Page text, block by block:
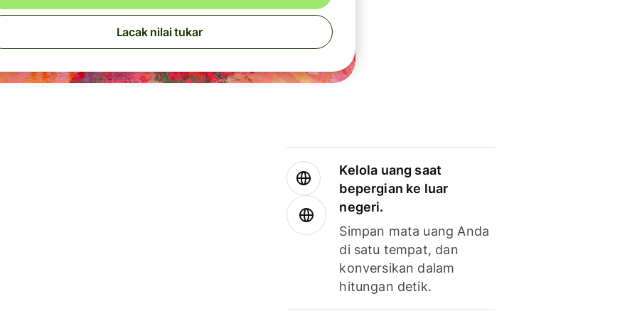
Lacak nilai tukar
Kelola uang saat
bepergian ke luar
negeri.
Simpan mata uang Anda
di satu tempat, dan
konversikan dalam
hitungan detik.